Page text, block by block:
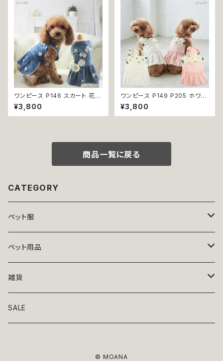
わいい おしゃれ デイリー フリン
ジ リボン ビーズ フリル ティア
ード 小型犬 返品交換不可
ワンピース P146 スカート 花
ジャンスカ ドッグウエア ドック
ウェア 犬 猫 犬の服 猫の服 do
g ペット 服 小型犬 かわいい お
¥3,800
ワンピース P149 P205 ホワイ
ト ピンク フラワー ハンドメイド
Bee パステル コットン dog ウ
ェア ドッグ ウェア ドッグウエア
の子 スカート 花 蜂 ストーン ビ
愛い おしゃれ 送料無料 返品交
¥3,800
商品一覧に戻る
CATEGORY
ペット服
トップス
ニット
アロハ
ボトムス
ワンピース
ペット用品
ベッド
リード・首輪
雑貨
アート
SALE
© MOANA